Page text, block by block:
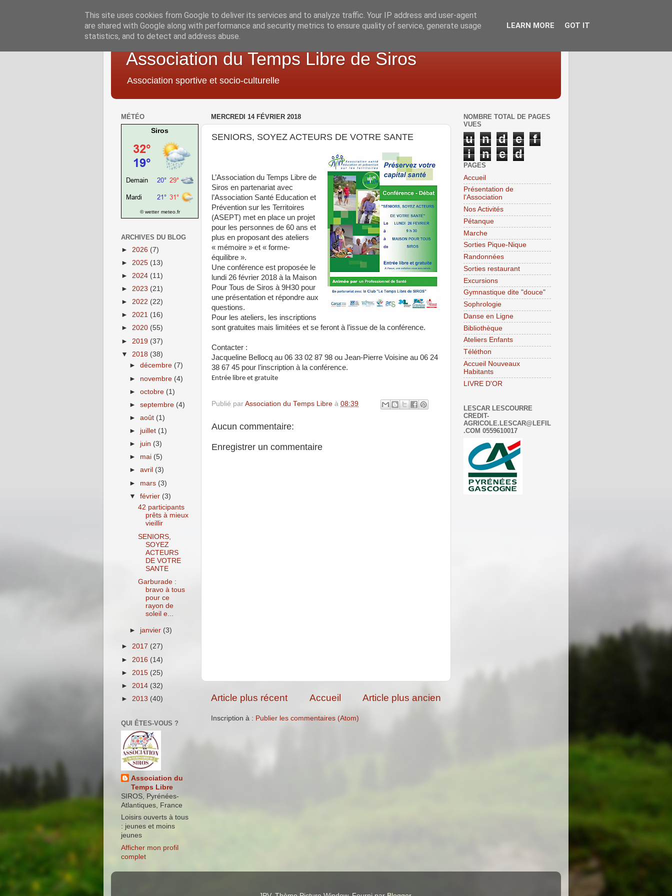
Association du Temps Libre de Siros
Association sportive et socio-culturelle
MERCREDI 14 FÉVRIER 2018
SENIORS, SOYEZ ACTEURS DE VOTRE SANTE
L’Association du Temps Libre de
Siros en partenariat avec
l’Association Santé Education et
Prévention sur les Territoires
(ASEPT) met en place un projet
pour les personnes de 60 ans et
plus en proposant des ateliers
« mémoire » et « forme-
équilibre ».
Une conférence est proposée le
lundi 26 février 2018 à la Maison
Pour Tous de Siros à 9H30 pour
une présentation et répondre aux
questions.
Pour les ateliers, les inscriptions
sont gratuites mais limitées et se feront à l’issue de la conférence.
Contacter :
Jacqueline Bellocq au 06 33 02 87 98 ou Jean-Pierre Voisine au 06 24
38 67 45 pour l’inscription à la conférence.
Entrée libre et gratuite
Publié par Association du Temps Libre à 08:39
Aucun commentaire:
Enregistrer un commentaire
Article plus récent Article plus ancien
Accueil
Inscription à : Publier les commentaires (Atom)
MÉTÉO
Siros
© wetter meteo.fr
ARCHIVES DU BLOG
► 2026 (7)
► 2025 (13)
► 2024 (11)
► 2023 (21)
► 2022 (22)
► 2021 (16)
► 2020 (55)
► 2019 (37)
▼ 2018 (38)
►décembre (7)
► novembre (4)
►octobre (1)
►septembre (4)
►août (1)
► juillet (1)
► juin (3)
► mai (5)
►avril (3)
► mars (3)
▼février (3)
42 participants
prêts à mieux
vieillir
SENIORS,
SOYEZ
ACTEURS
DE VOTRE
SANTE
Garburade :
bravo à tous
pour ce
rayon de
soleil e...
► janvier (3)
► 2017 (27)
► 2016 (14)
► 2015 (25)
► 2014 (32)
► 2013 (40)
QUI ÊTES-VOUS ?
Association du
Temps Libre
SIROS, Pyrénées-
Atlantiques, France
Loisirs ouverts à tous
: jeunes et moins
jeunes
Afficher mon profil
complet
NOMBRE TOTAL DE PAGES
VUES
u n d e
f
i
n e d
PAGES
Accueil
Présentation de
l'Association
Nos Activités
Pétanque
Marche
Sorties Pique-Nique
Randonnées
Sorties restaurant
Excursions
Gymnastique dite "douce"
Sophrologie
Danse en Ligne
Bibliothèque
Ateliers Enfants
Téléthon
Accueil Nouveaux
Habitants
LIVRE D'OR
LESCAR LESCOURRE
CREDIT-
AGRICOLE.LESCAR@LEFIL
.COM 0559610017
This site uses cookies from Google to deliver its services and to analyze traffic. Your IP address and user-agent
are shared with Google along with performance and security metrics to ensure quality of service, generate usage
statistics, and to detect and address abuse.
LEARN MORE GOT IT